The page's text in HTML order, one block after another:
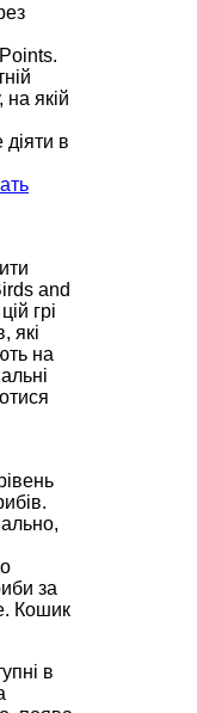
якій
діяти в
and
грі
які
на
за
Кошик
в